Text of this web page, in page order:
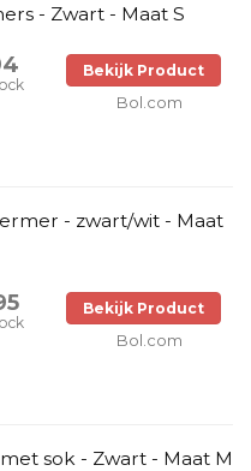
- Zwart - Maat S
Bekijk Product
Bol.com
- zwart/wit - Maat
Bekijk Product
Bol.com
sok - Zwart - Maat M